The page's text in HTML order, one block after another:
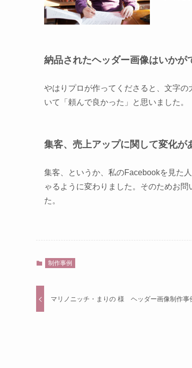
納品されたヘッダー画像はいかが
やはりプロが作ってくださると、文字
いて「頼んで良かった」と思いました。
集客、売上アップに関して変化が
集客、というか、私のFacebookを見た
ゃるように変わりました。そのためお
た。
制作事例
マリノニッチ・まりの 様 ヘッダー画像制作事